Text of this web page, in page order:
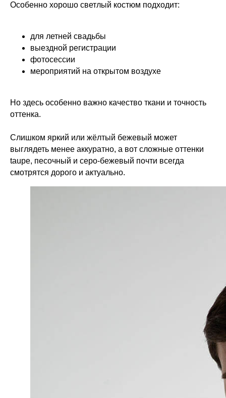
Особенно хорошо светлый костюм подходит:
для летней свадьбы
выездной регистрации
фотосессии
мероприятий на открытом воздухе
Но здесь особенно важно качество ткани и точность
оттенка.
Слишком яркий или жёлтый бежевый может
выглядеть менее аккуратно, а вот сложные оттенки
taupe, песочный и серо-бежевый почти всегда
смотрятся дорого и актуально.